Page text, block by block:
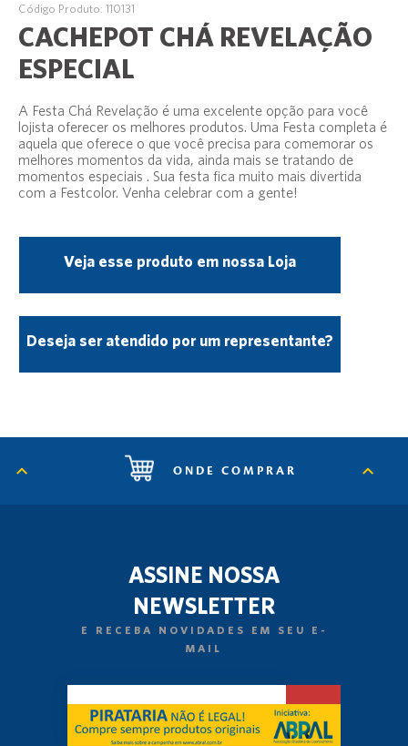
Código Produto: 110131
CACHEPOT CHÁ REVELAÇÃO
ESPECIAL
A Festa Chá Revelação é uma excelente opção para você
lojista oferecer os melhores produtos. Uma Festa completa é
aquela que oferece o que você precisa para comemorar os
melhores momentos da vida, ainda mais se tratando de
momentos especiais . Sua festa fica muito mais divertida
com a Festcolor. Venha celebrar com a gente!
Veja esse produto em nossa Loja
Deseja ser atendido por um representante?
ONDE COMPRAR
ASSINE NOSSA
NEWSLETTER
E RECEBA NOVIDADES EM SEU E-
MAIL